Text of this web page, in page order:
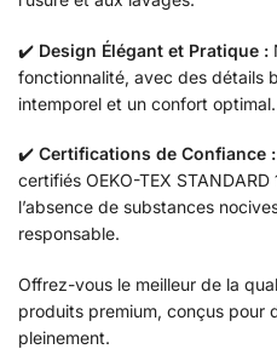
✔️ Design Élégant et Pratique :
fonctionnalité, avec des détails
intemporel et un confort optimal.
✔️ Certifications de Confiance :
certifiés OEKO-TEX
l’absence de substances
responsable.
Offrez-vous le meilleur de la
produits premium, conçus pour
pleinement.